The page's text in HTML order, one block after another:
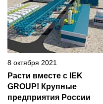
8 октября 2021
Расти вместе с IEK
GROUP! Крупные
предприятия России